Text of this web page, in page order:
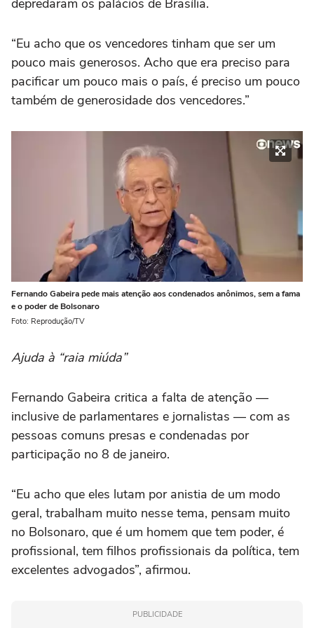
depredaram os palácios de Brasília.
“Eu acho que os vencedores tinham que ser um
pouco mais generosos. Acho que era preciso para
pacificar um pouco mais o país, é preciso um pouco
também de generosidade dos vencedores.”
Fernando Gabeira pede mais atenção aos condenados anônimos, sem a fama
e o poder de Bolsonaro
Foto: Reprodução/TV
Ajuda à “raia miúda”
Fernando Gabeira critica a falta de atenção —
inclusive de parlamentares e jornalistas — com as
pessoas comuns presas e condenadas por
participação no 8 de janeiro.
“Eu acho que eles lutam por anistia de um modo
geral, trabalham muito nesse tema, pensam muito
no Bolsonaro, que é um homem que tem poder, é
profissional, tem filhos profissionais da política, tem
excelentes advogados”, afirmou.
PUBLICIDADE